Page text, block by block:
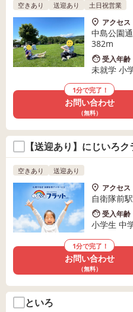
空きあり 送迎あり 土日祝営業
アクセス
中島公園
382m
受入年齢
未就学 小
1分で完了！
お問い合わせ
（無料）
【送迎あり】にじいろ
空きあり 送迎あり
アクセス
自衛隊前
受入年齢
小学生 中
1分で完了！
お問い合わせ
（無料）
といろ